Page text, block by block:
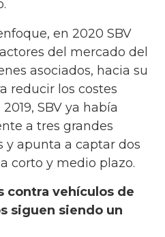
en 2020 SBV
del mercado del
asociados, hacia su
reducir los costes
SBV ya había
a tres grandes
y apunta a captar dos
corto y medio plazo.
contra vehículos de
siguen siendo un